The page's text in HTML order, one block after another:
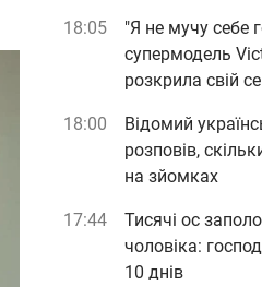
18:05
"Я не мучу себе
супермодель
розкрила свій
18:00
Відомий
розповів,
на зйомках
17:44
Тисячі ос
чоловіка:
10 днів